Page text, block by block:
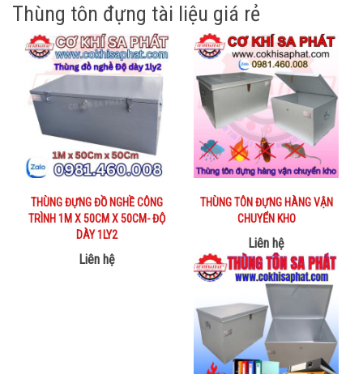
Thùng tôn đựng tài liệu giá rẻ
THÙNG ĐỰNG ĐỒ NGHỀ CÔNG
TRÌNH 1M X 50CM X 50CM- ĐỘ
DÀY 1LY2
Liên hệ
THÙNG TÔN ĐỰNG HÀNG VẬN
CHUYỂN KHO
Liên hệ